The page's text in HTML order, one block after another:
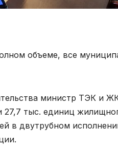
объеме, все
министр ТЭК и
27,7 тыс. единиц
в двутрубном